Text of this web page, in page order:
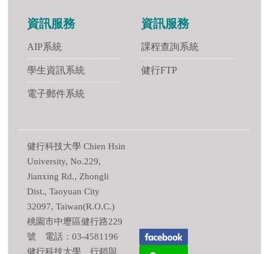
資訊服務
AIP系統
學生資訊系統
電子郵件系統
資訊服務
課程查詢系統
健行FTP
健行科技大學 Chien Hsin
University, No.229,
Jianxing Rd., Zhongli
Dist., Taoyuan City
32097, Taiwan(R.O.C.)
桃園市中壢區健行路229
號 電話：03-4581196
健行科技大學 行銷與